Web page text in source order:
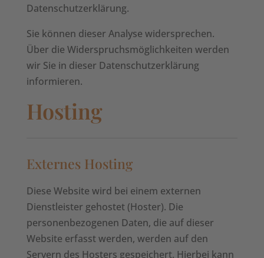
Datenschutzerklärung.
Sie können dieser Analyse widersprechen.
Über die Widerspruchsmöglichkeiten werden
wir Sie in dieser Datenschutzerklärung
informieren.
Hosting
Externes Hosting
Diese Website wird bei einem externen
Dienstleister gehostet (Hoster). Die
personenbezogenen Daten, die auf dieser
Website erfasst werden, werden auf den
Servern des Hosters gespeichert. Hierbei kann